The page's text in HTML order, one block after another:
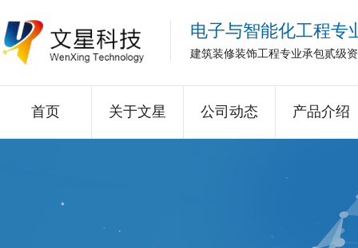
电子与智能化工程专
建筑装修装饰工程专业承包贰级
首页 关于文星 公司动态 产品介绍